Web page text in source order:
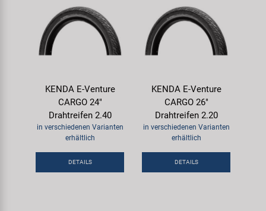
KENDA E-Venture
CARGO 24"
Drahtreifen 2.40
in verschiedenen Varianten
erhältlich
DETAILS
KENDA E-Venture
CARGO 26"
Drahtreifen 2.20
in verschiedenen Varianten
erhältlich
DETAILS